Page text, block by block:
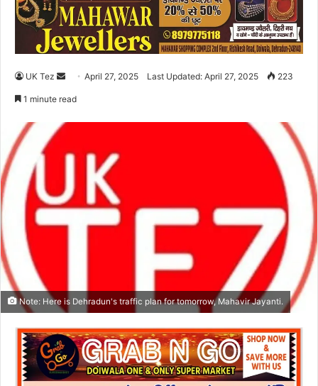
UK Tez
d
m
a
i
April 27, 2025 Last Updated: April 27, 2025 223
1 minute read
Note: Here is Dehradun's traffic plan for tomorrow, Mahavir Jayanti.